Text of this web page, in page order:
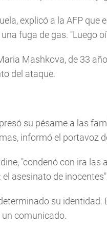
explicó a la AFP
fuga de gas. "Luego
Mashkova, de 33
del ataque.
su pésame a las
informó el portavoz
"condenó con ira
asesinato de
su identidad.
comunicado.